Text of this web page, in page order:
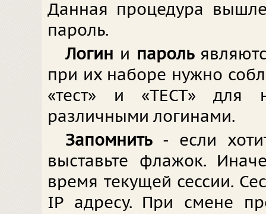
Данная процедура
пароль.
Логин и пароль
при их наборе нужно
«тест» и «ТЕСТ» для
различными логинами.
Запомнить- если
выставьте флажок.
время текущей сессии.
IP адресу. При смене